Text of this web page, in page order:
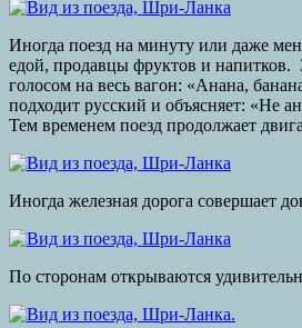
Иногда поезд на минуту или даже
едой, продавцы фруктов и
голосом на весь вагон: «Анана,
подходит русский и объясняет: «Не
Тем временем поезд продолжает
Иногда железная дорога совершает
По сторонам открываются